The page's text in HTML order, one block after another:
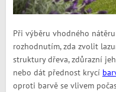
Při výběru vhodného
rozhodnutím, zda zvolit
struktury dřeva, zdůrazní
nebo dát přednost krycí
oproti barvě se vlivem